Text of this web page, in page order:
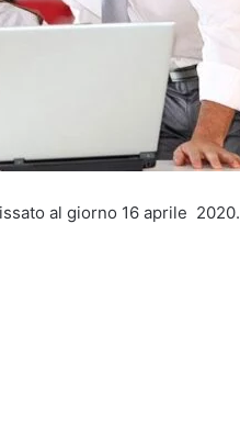
al giorno 16 aprile 2020.